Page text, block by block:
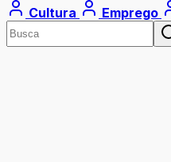
Cultura
Emprego